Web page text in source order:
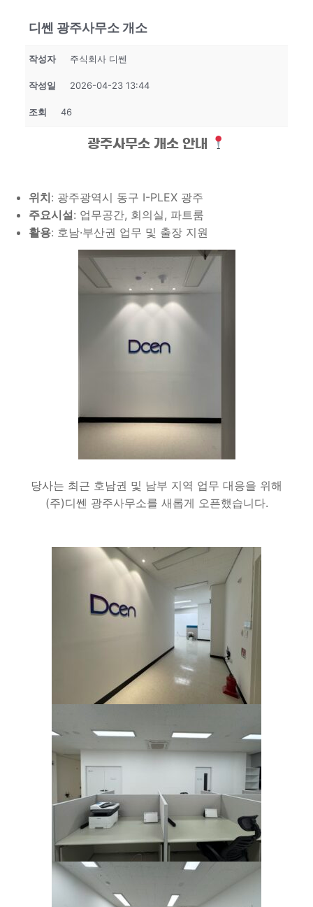
디쎈 광주사무소 개소
작성자 주식회사 디쎈
작성일 2026-04-23 13:44
조회 46
광주사무소 개소 안내
위치: 광주광역시 동구 I-PLEX 광주
주요시설: 업무공간, 회의실, 파트룸
활용: 호남·부산권 업무 및 출장 지원
당사는 최근 호남권 및 남부 지역 업무 대응을 위해
(주)디쎈 광주사무소를 새롭게 오픈했습니다.